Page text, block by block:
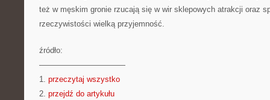
też w męskim gronie rzucają się w wir sklepowych atrakcji oraz
rzeczywistości wielką przyjemność.
źródło:
———————————
1. przeczytaj wszystko
2. przejdź do artykułu